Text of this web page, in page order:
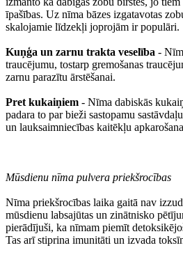
īpašības. Uz nīma bāzes izgatavotas
skalojamie līdzekļi joprojām ir populāri.
Kuņģa un zarnu trakta veselība -
traucējumu, tostarp gremošanas
zarnu parazītu ārstēšanai.
Pret kukaiņiem - Nīma dabiskās
padara to par bieži sastopamu
un lauksaimniecības kaitēkļu
Mūsdienu nīma pulvera priekšrocības
Nīma priekšrocības laika gaitā nav
mūsdienu labsajūtas un zinātnisko
pierādījuši, ka nīmam piemīt
Tas arī stiprina imunitāti un izvada